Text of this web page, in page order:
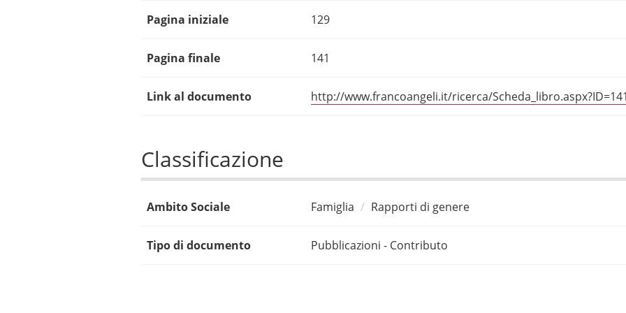
Pagina iniziale 129
Pagina finale 141
Link al documento http://www.francoangeli.it/ricerca/
Classificazione
Ambito Sociale Famiglia Rapporti di genere
Tipo di documento Pubblicazioni - Contributo